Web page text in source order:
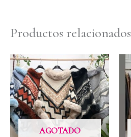
Productos relacionados
AGOTADO